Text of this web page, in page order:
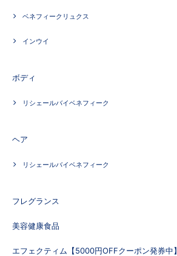
ベネフィークリュクス
インウイ
ボディ
リシェールバイベネフィーク
ヘア
リシェールバイベネフィーク
フレグランス
美容健康食品
エフェクティム【5000円OFFクーポン発券中】